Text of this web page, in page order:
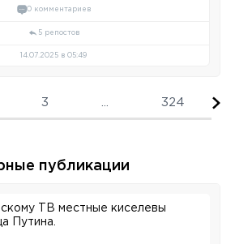
0 комментариев
5 репостов
14.07.2025 в 05:49
3 324
публикации
ТВ местные киселевы
Путина.